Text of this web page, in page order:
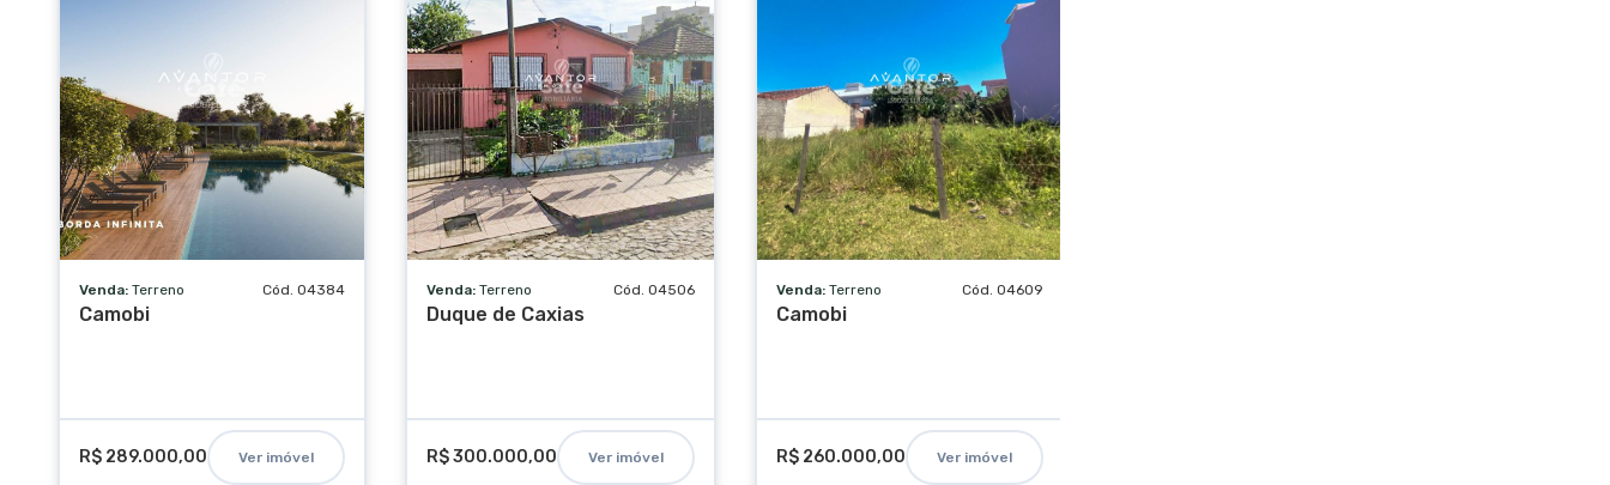
Venda: Terreno Cód. 04384
Camobi
R$ 289.000,00 Ver imóvel
Venda: Terreno Cód. 04506
Duque de Caxias
R$ 300.000,00 Ver imóvel
Venda: Terreno Cód. 04609
Camobi
R$ 260.000,00 Ver imóvel